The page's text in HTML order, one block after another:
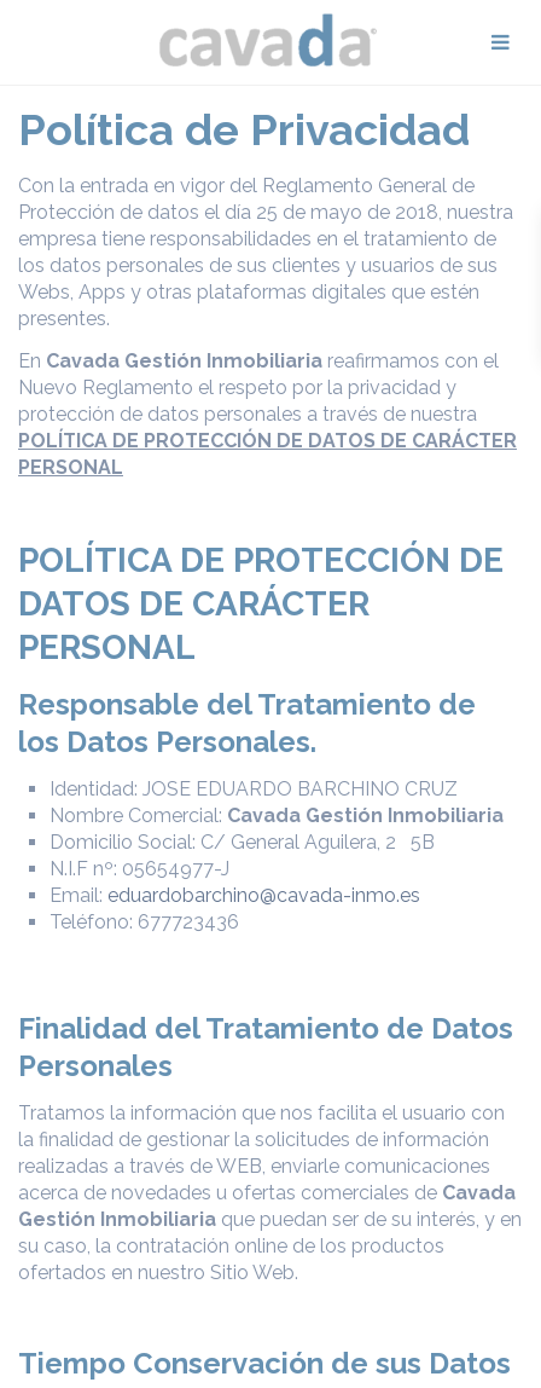
Política de Privacidad
Con la entrada en vigor del Reglamento General de
Protección de datos el día 25 de mayo de 2018, nuestra
empresa tiene responsabilidades en el tratamiento de
los datos personales de sus clientes y usuarios de sus
Webs, Apps y otras plataformas digitales que estén
presentes.
En Cavada Gestión Inmobiliaria reafirmamos con el
Nuevo Reglamento el respeto por la privacidad y
protección de datos personales a través de nuestra
POLÍTICA DE PROTECCIÓN DE DATOS DE CARÁCTER
PERSONAL
POLÍTICA DE PROTECCIÓN DE
DATOS DE CARÁCTER
PERSONAL
Responsable del Tratamiento de
los Datos Personales.
Identidad: JOSE EDUARDO BARCHINO CRUZ
Nombre Comercial: Cavada Gestión Inmobiliaria
Domicilio Social: C/ General Aguilera, 2 5B
N.I.F nº: 05654977-J
Email: eduardobarchino@cavada-inmo.es
Teléfono: 677723436
Finalidad del Tratamiento de Datos
Personales
Tratamos la información que nos facilita el usuario con
la finalidad de gestionar la solicitudes de información
realizadas a través de WEB, enviarle comunicaciones
acerca de novedades u ofertas comerciales de Cavada
Gestión Inmobiliaria que puedan ser de su interés, y en
su caso, la contratación online de los productos
ofertados en nuestro Sitio Web.
Tiempo Conservación de sus Datos